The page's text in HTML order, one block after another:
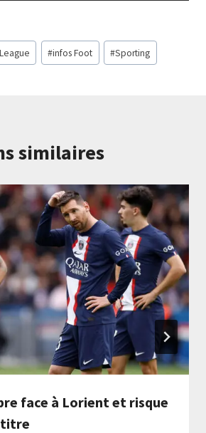
#infos Foot #Sporting
similaires
face à Lorient et risque
titre